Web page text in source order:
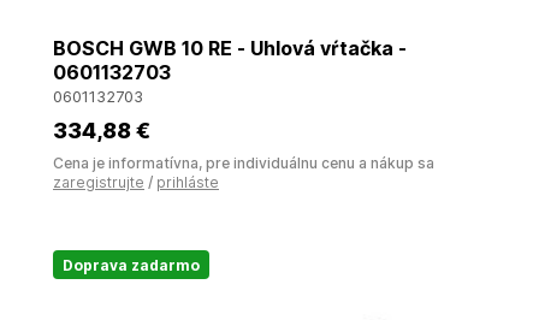
BOSCH GWB 10 RE - Uhlová vŕtačka -
0601132703
0601132703
334,88 €
Cena je informatívna, pre individuálnu cenu a nákup sa
zaregistrujte / prihláste
Doprava zadarmo